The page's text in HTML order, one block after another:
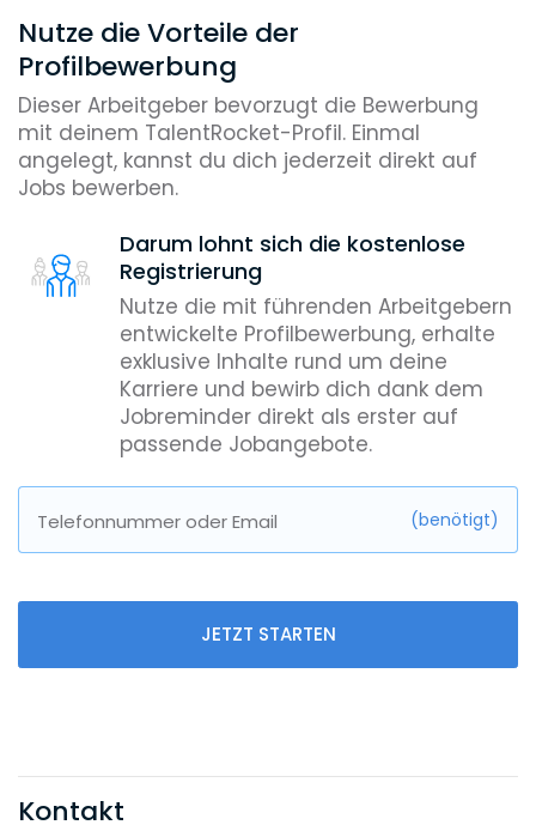
Nutze die Vorteile der
Profilbewerbung
Dieser Arbeitgeber bevorzugt die Bewerbung
mit deinem TalentRocket-Profil. Einmal
angelegt, kannst du dich jederzeit direkt auf
Jobs bewerben.
Darum lohnt sich die kostenlose
Registrierung
Nutze die mit führenden Arbeitgebern
entwickelte Profilbewerbung, erhalte
exklusive Inhalte rund um deine
Karriere und bewirb dich dank dem
Jobreminder direkt als erster auf
passende Jobangebote.
Telefonnummer oder Email (benötigt)
JETZT STARTEN
Kontakt